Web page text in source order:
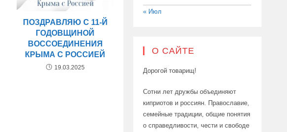
ПОЗДРАВЛЯЮ С 11-Й
ГОДОВЩИНОЙ
ВОССОЕДИНЕНИЯ
КРЫМА С РОССИЕЙ
19.03.2025
« Июл
О САЙТЕ
Дорогой товарищ!
Сотни лет дружбы объединяют
киприотов и россиян. Православие,
семейные традиции, общие понятия
о справедливости, чести и свободе